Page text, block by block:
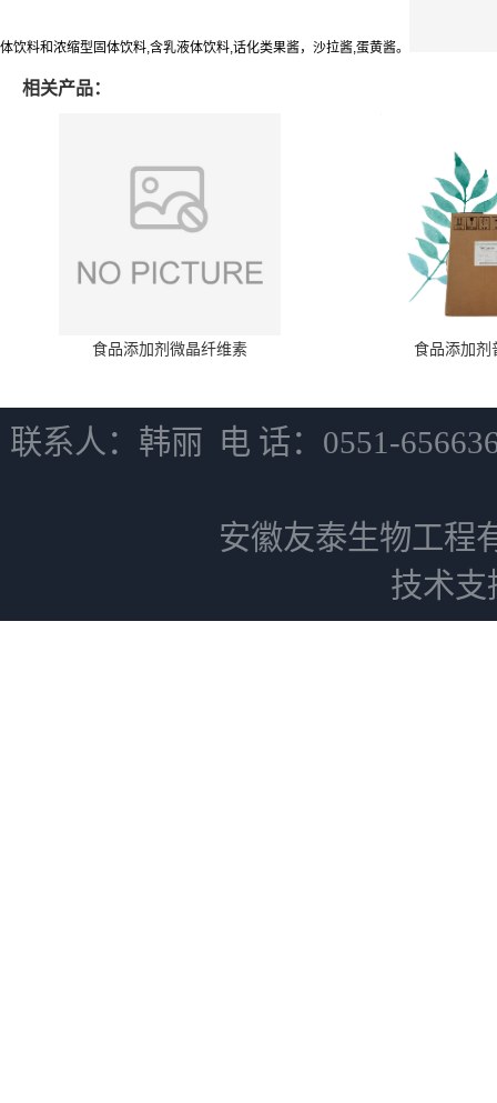
体饮料和浓缩型固体饮料,含乳液体饮料,话化类果酱，沙拉酱,蛋黄酱。
相关产品：
食品添加剂微晶纤维素 食品添加剂
联系人：韩丽 电 话：0551-
安徽友泰生物工程
技术